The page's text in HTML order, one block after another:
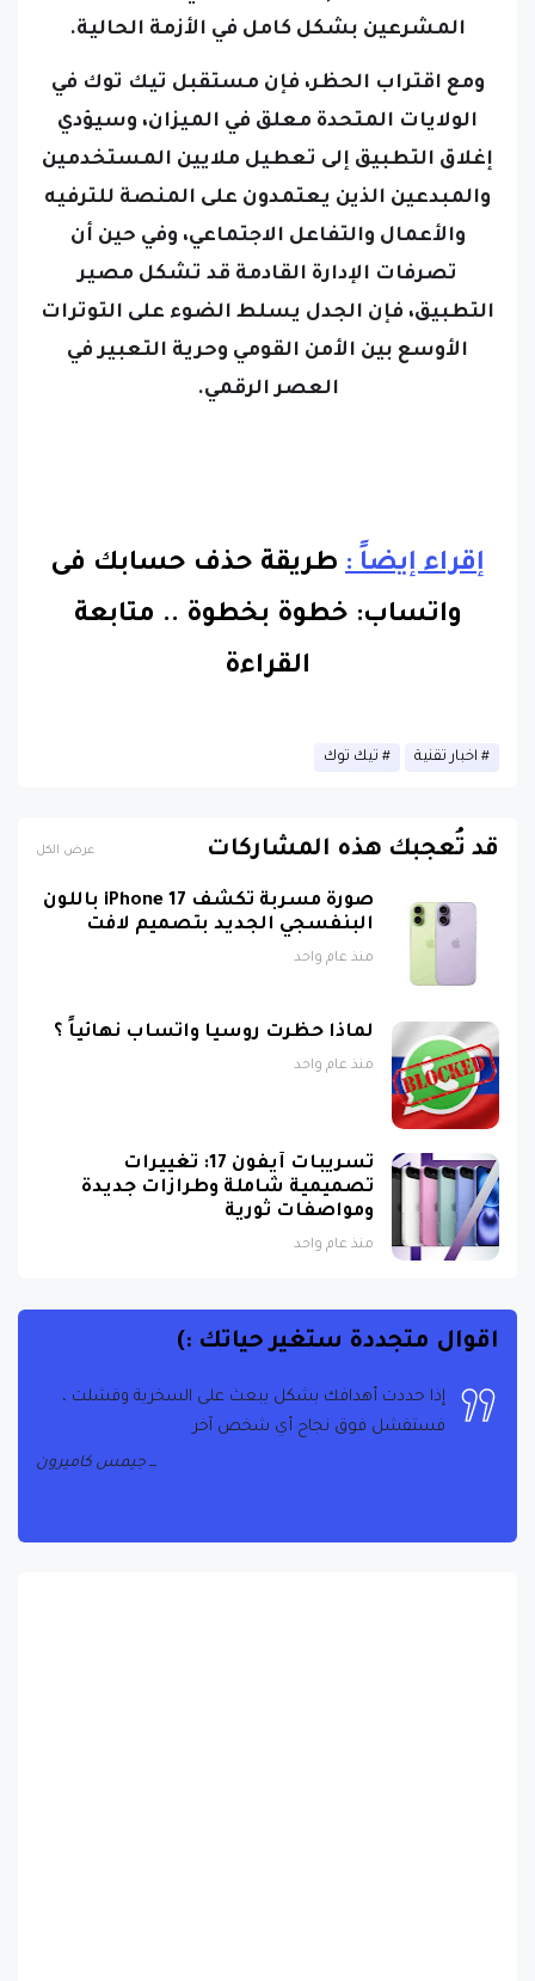
المشرعين بشكل كامل في الأزمة الحالية.
ومع اقتراب الحظر، فإن مستقبل تيك توك في
الولايات المتحدة معلق في الميزان، وسيؤدي
إغلاق التطبيق إلى تعطيل ملايين المستخدمين
والمبدعين الذين يعتمدون على المنصة للترفيه
والأعمال والتفاعل الاجتماعي، وفي حين أن
تصرفات الإدارة القادمة قد تشكل مصير
التطبيق، فإن الجدل يسلط الضوء على التوترات
الأوسع بين الأمن القومي وحرية التعبير في
العصر الرقمي.
إقراء إيضاً : طريقة حذف حسابك فى
واتساب: خطوة بخطوة .. متابعة
القراءة
اخبار تقنية تيك توك
قد تُعجبك هذه المشاركات عرض الكل
صورة مسربة تكشف iPhone 17 باللون
البنفسجي الجديد بتصميم لافت
منذ عام واحد
لماذا حظرت روسيا واتساب نهائياً ؟
منذ عام واحد
تسريبات آيفون 17: تغييرات
تصميمية شاملة وطرازات جديدة
ومواصفات ثورية
منذ عام واحد
اقوال متجددة ستغير حياتك :)
إذا حددت أهدافك بشكل يبعث على السخرية وفشلت ،
فستفشل فوق نجاح أي شخص آخر
جيمس كاميرون